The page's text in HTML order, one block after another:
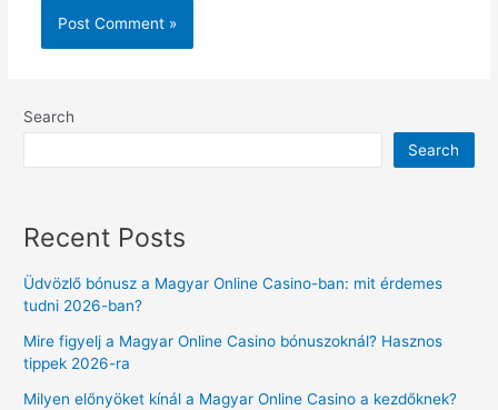
Search
Search
Recent Posts
Üdvözlő bónusz a Magyar Online Casino-ban: mit érdemes
tudni 2026-ban?
Mire figyelj a Magyar Online Casino bónuszoknál? Hasznos
tippek 2026-ra
Milyen előnyöket kínál a Magyar Online Casino a kezdőknek?